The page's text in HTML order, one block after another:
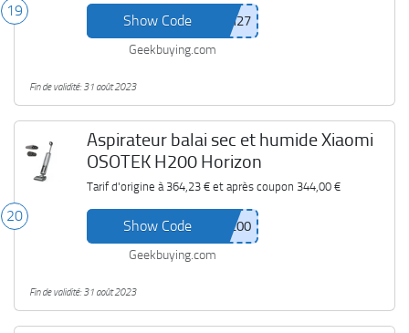
19
Show Code
Geekbuying.com
Fin de validité: 31 août 2023
20
Aspirateur balai sec et humide Xiaomi
OSOTEK H200 Horizon
Tarif d'origine à 364,23 €et après coupon 344,00 €
Show Code
Geekbuying.com
Fin de validité: 31 août 2023